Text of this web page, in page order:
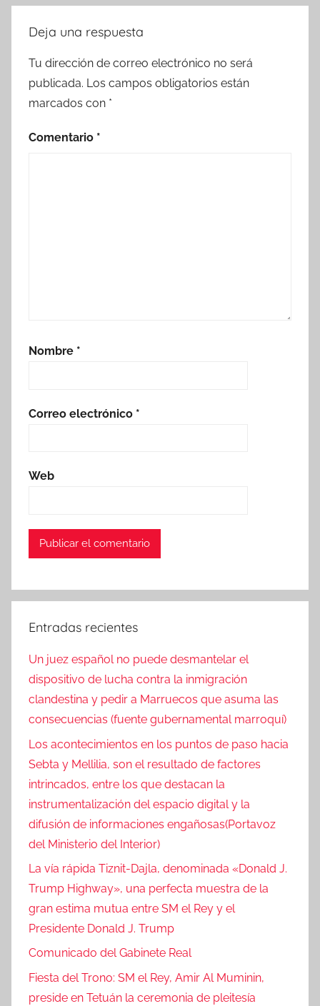
Deja una respuesta
Tu dirección de correo electrónico no será
publicada. Los campos obligatorios están
marcados con *
Comentario *
Nombre *
Correo electrónico *
Web
Entradas recientes
Un juez español no puede desmantelar el
dispositivo de lucha contra la inmigración
clandestina y pedir a Marruecos que asuma las
consecuencias (fuente gubernamental marroquí)
Los acontecimientos en los puntos de paso hacia
Sebta y Mellilia, son el resultado de factores
intrincados, entre los que destacan la
instrumentalización del espacio digital y la
difusión de informaciones engañosas(Portavoz
del Ministerio del Interior)
La vía rápida Tiznit-Dajla, denominada «Donald J.
Trump Highway», una perfecta muestra de la
gran estima mutua entre SM el Rey y el
Presidente Donald J. Trump
Comunicado del Gabinete Real
Fiesta del Trono: SM el Rey, Amir Al Muminin,
preside en Tetuán la ceremonia de pleitesía